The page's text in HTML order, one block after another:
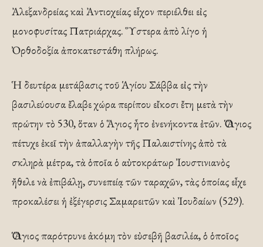
Ἀλεξανδρείας καὶ Ἀντιοχείας εἶχον περιέλθει εἰς
μονοφυσίτας Πατριάρχας. Ὕστερα ἀπὸ λίγο ἡ
Ὀρθοδοξία ἀποκατεστάθη πλήρως.
Ἡ δευτέρα μετάβασις τοῦ Ἁγίου Σάββα εἰς τὴν
βασιλεύουσα ἔλαβε χώρα περίπου εἴκοσι ἔτη μετὰ τὴν
πρώτην τὸ 530, ὅταν ὁ Ἅγιος ἦτο ἐνενήκοντα ἐτῶν. Ὁ Ἅγιος
πέτυχε ἐκεῖ τὴν ἀπαλλαγὴν τῆς Παλαιστίνης ἀπὸ τὰ
σκληρὰ μέτρα, τὰ ὁποῖα ὁ αὐτοκράτωρ Ἰουστινιανὸς
ἤθελε νὰ ἐπιβάλῃ, συνεπείᾳ τῶν ταραχῶν, τὰς ὁποίας εἶχε
προκαλέσει ἡ ἐξέγερσις Σαμαρειτῶν καὶ Ἰουδαίων (529).
Ὁ Ἅγιος παρότρυνε ἀκόμη τὸν εὐσεβῆ βασιλέα, ὁ ὁποῖος